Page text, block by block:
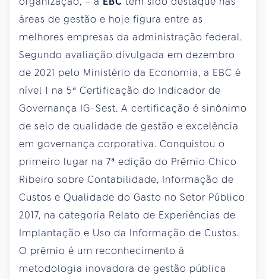
áreas de gestão e hoje figura entre as
melhores empresas da administração federal.
Segundo avaliação divulgada em dezembro
de 2021 pelo Ministério da Economia, a EBC é
nível 1 na 5ª Certificação do Indicador de
Governança IG-Sest. A certificação é sinônimo
de selo de qualidade de gestão e excelência
em governança corporativa. Conquistou o
primeiro lugar na 7ª edição do Prêmio Chico
Ribeiro sobre Contabilidade, Informação de
Custos e Qualidade do Gasto no Setor Público
2017, na categoria Relato de Experiências de
Implantação e Uso da Informação de Custos.
O prêmio é um reconhecimento à
metodologia inovadora de gestão pública